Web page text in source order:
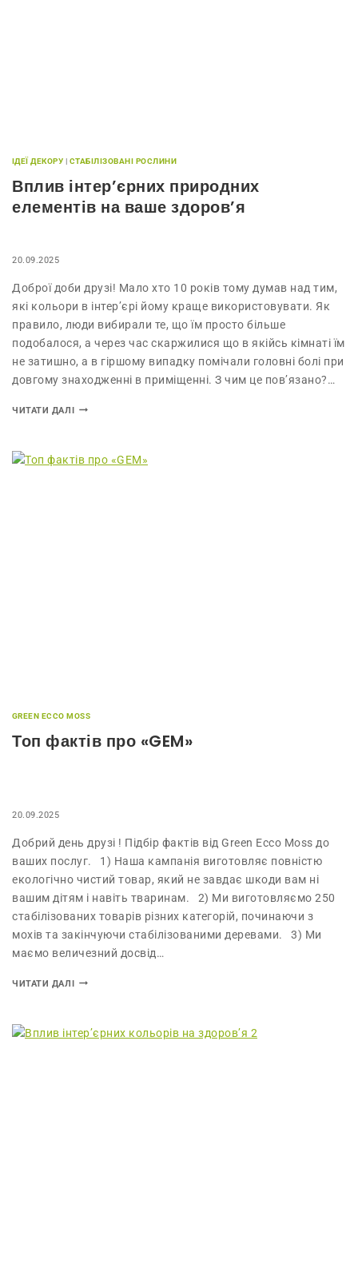
ІДЕЇ ДЕКОРУ | СТАБІЛІЗОВАНІ РОСЛИНИ
Вплив інтер’єрних природних
елементів на ваше здоров’я
20.09.2025
Доброї доби друзі! Мало хто 10 років тому думав над тим,
які кольори в інтер’єрі йому краще використовувати. Як
правило, люди вибирали те, що їм просто більше
подобалося, а через час скаржилися що в якійсь кімнаті їм
не затишно, а в гіршому випадку помічали головні болі при
довгому знаходженні в приміщенні. З чим це пов’язано?…
ЧИТАТИ ДАЛІ
GREEN ECCO MOSS
Топ фактів про «GEM»
20.09.2025
Добрий день друзі ! Підбір фактів від Green Ecco Moss до
ваших послуг. 1) Наша кампанія виготовляє повністю
екологічно чистий товар, який не завдає шкоди вам ні
вашим дітям і навіть тваринам. 2) Ми виготовляємо 250
стабілізованих товарів різних категорій, починаючи з
мохів та закінчуючи стабілізованими деревами. 3) Ми
маємо величезний досвід…
ЧИТАТИ ДАЛІ